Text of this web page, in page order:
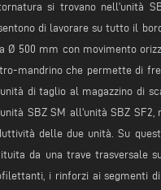
si trovano nell'unità
di lavorare su tutto il
Ø 500 mm con movimento
mandrino che permette di
di taglio al magazzino di
SBZ SM all'unità SBZ
delle due unità. Su
da una trave trasversale
i rinforzi ai segmenti